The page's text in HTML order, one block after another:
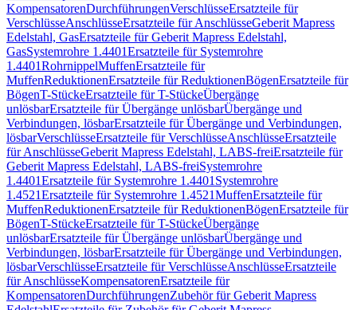
KompensatorenDurchführungenVerschlüsseErsatzteile für
VerschlüsseAnschlüsseErsatzteile für AnschlüsseGeberit Mapress
Edelstahl, GasErsatzteile für Geberit Mapress Edelstahl,
GasSystemrohre 1.4401Ersatzteile für Systemrohre
1.4401RohrnippelMuffenErsatzteile für
MuffenReduktionenErsatzteile für ReduktionenBögenErsatzteile für
BögenT-StückeErsatzteile für T-StückeÜbergänge
unlösbarErsatzteile für Übergänge unlösbarÜbergänge und
Verbindungen, lösbarErsatzteile für Übergänge und Verbindungen,
lösbarVerschlüsseErsatzteile für VerschlüsseAnschlüsseErsatzteile
für AnschlüsseGeberit Mapress Edelstahl, LABS-freiErsatzteile für
Geberit Mapress Edelstahl, LABS-freiSystemrohre
1.4401Ersatzteile für Systemrohre 1.4401 Systemrohre
1.4521Ersatzteile für Systemrohre 1.4521MuffenErsatzteile für
MuffenReduktionenErsatzteile für ReduktionenBögenErsatzteile für
BögenT-StückeErsatzteile für T-StückeÜbergänge
unlösbarErsatzteile für Übergänge unlösbarÜbergänge und
Verbindungen, lösbarErsatzteile für Übergänge und Verbindungen,
lösbarVerschlüsseErsatzteile für VerschlüsseAnschlüsseErsatzteile
für AnschlüsseKompensatorenErsatzteile für
KompensatorenDurchführungenZubehör für Geberit Mapress